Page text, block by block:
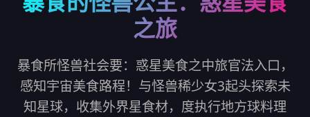
之旅
暴食所怪兽社会要：惑星美食之中旅官法入口，
感知宇宙美食路程！与怪兽稀少女3起头探索未
知星球，收集外界星食材，度执行地方球料理